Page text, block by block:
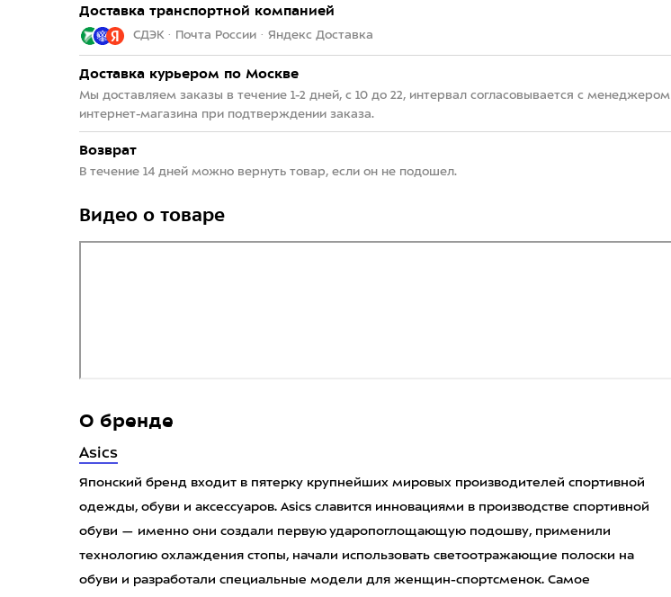
Доставка транспортной компанией
СДЭК · Почта России · Яндекс Доставка
Доставка курьером по Москве
Мы доставляем заказы в течение 1-2 дней, с 10 до 22, интервал согласовывается с менеджером
интернет-магазина при подтверждении заказа.
Возврат
В течение 14 дней можно вернуть товар, если он не подошел.
Видео о товаре
О бренде
Asics
Японский бренд входит в пятерку крупнейших мировых производителей спортивной
одежды, обуви и аксессуаров. Asics славится инновациями в производстве спортивной
обуви — именно они создали первую ударопоглощающую подошву, применили
технологию охлаждения стопы, начали использовать светоотражающие полоски на
обуви и разработали специальные модели для женщин-спортсменок. Самое